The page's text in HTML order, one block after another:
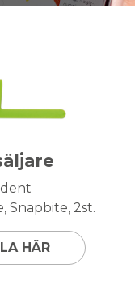
Snapbite, 2st.
HÄR